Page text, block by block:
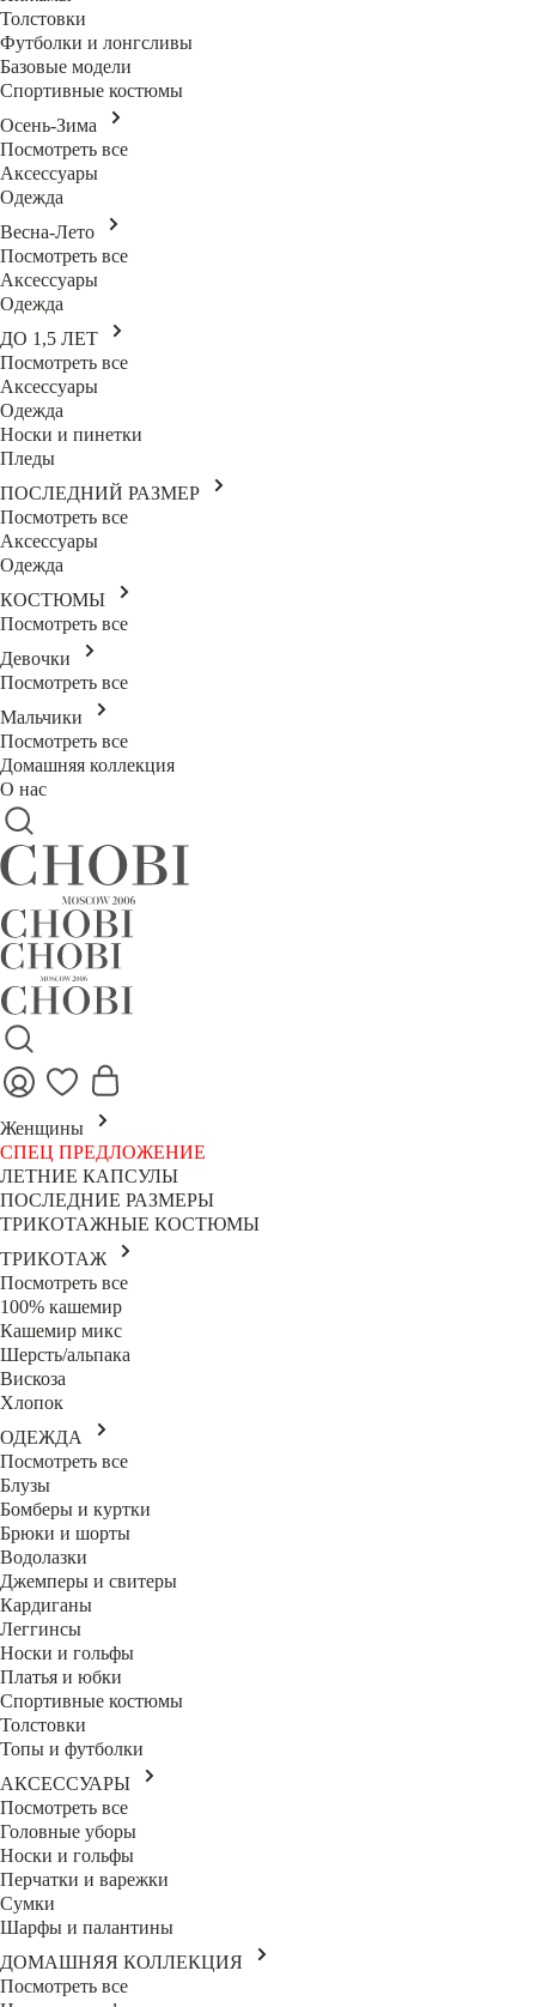
Толстовки
Футболки и лонгсливы
Базовые модели
Спортивные костюмы
Осень-Зима
Посмотреть все
Аксессуары
Одежда
Весна-Лето
Посмотреть все
Аксессуары
Одежда
ДО 1,5 ЛЕТ
Посмотреть все
Аксессуары
Одежда
Носки и пинетки
Пледы
ПОСЛЕДНИЙ РАЗМЕР
Посмотреть все
Аксессуары
Одежда
КОСТЮМЫ
Посмотреть все
Девочки
Посмотреть все
Мальчики
Посмотреть все
Домашняя коллекция
О нас
Женщины
СПЕЦ ПРЕДЛОЖЕНИЕ
ЛЕТНИЕ КАПСУЛЫ
ПОСЛЕДНИЕ РАЗМЕРЫ
ТРИКОТАЖНЫЕ КОСТЮМЫ
ТРИКОТАЖ
Посмотреть все
100% кашемир
Кашемир микс
Шерсть/альпака
Вискоза
Хлопок
ОДЕЖДА
Посмотреть все
Блузы
Бомберы и куртки
Брюки и шорты
Водолазки
Джемперы и свитеры
Кардиганы
Леггинсы
Носки и гольфы
Платья и юбки
Спортивные костюмы
Толстовки
Топы и футболки
АКСЕССУАРЫ
Посмотреть все
Головные уборы
Носки и гольфы
Перчатки и варежки
Сумки
Шарфы и палантины
ДОМАШНЯЯ КОЛЛЕКЦИЯ
Посмотреть все